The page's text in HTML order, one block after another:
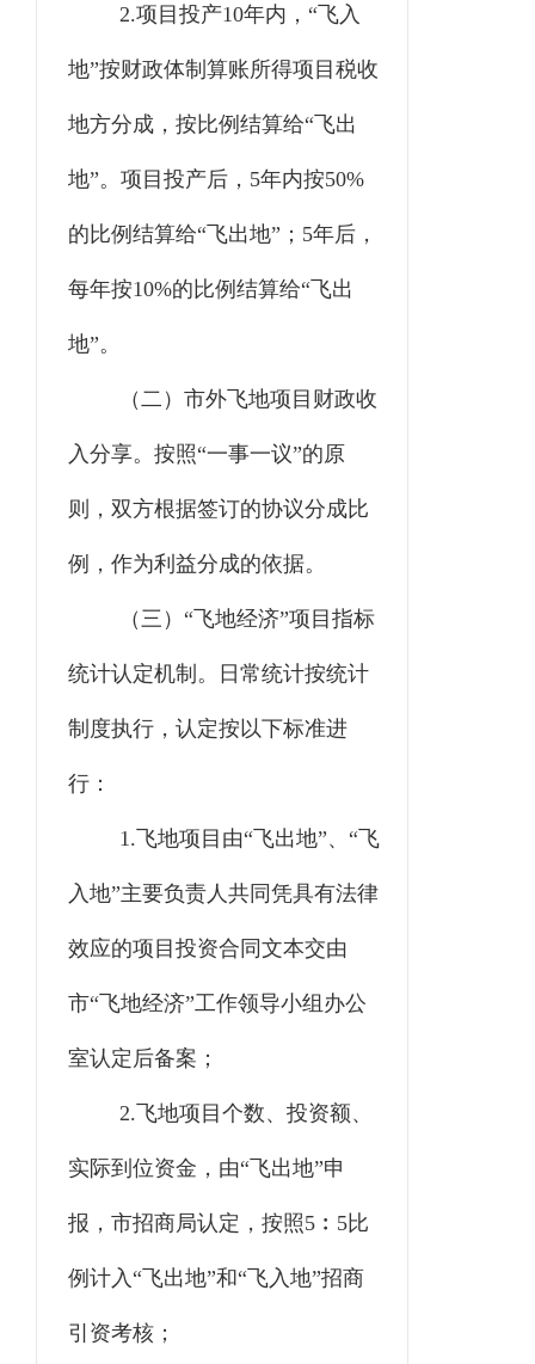
2.项目投产10年内，“飞入
地”按财政体制算账所得项目税收
地方分成，按比例结算给“飞出
地”。项目投产后，5年内按50%
的比例结算给“飞出地”；5年后，
每年按10%的比例结算给“飞出
地”。
（二）市外飞地项目财政收
入分享。 按照“一事一议”的原
则，双方根据签订的协议分成比
例，作为利益分成的依据。
（三） “ 飞地经济”项目指标
统计认定机制。 日常统计按统计
制度执行，认定按以下标准进
行：
1. 飞地项目由“飞出地”、“飞
入地”主要负责人共同凭具有法律
效应的项目投资合同文本交由
市“飞地经济”工作领导小组办公
室认定后备案；
2. 飞地项目个数、投资额、
实际到位资金，由“飞出地”申
报，市招商局认定，按照5 ﹕ 5比
例计入“飞出地”和“飞入地”招商
引资考核；